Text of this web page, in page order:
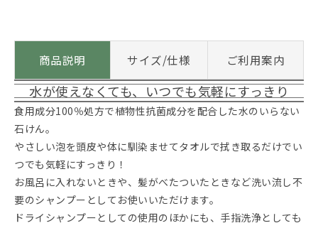
商品説明 サイズ/仕様 ご利用案内
水が使えなくても、いつでも気軽にすっきり
食用成分100％処方で植物性抗菌成分を配合した水のいらない
石けん。
やさしい泡を頭皮や体に馴染ませてタオルで拭き取るだけでい
つでも気軽にすっきり！
お風呂に入れないときや、髪がべたついたときなど洗い流し不
要のシャンプーとしてお使いいただけます。
ドライシャンプーとしての使用のほかにも、手指洗浄としても